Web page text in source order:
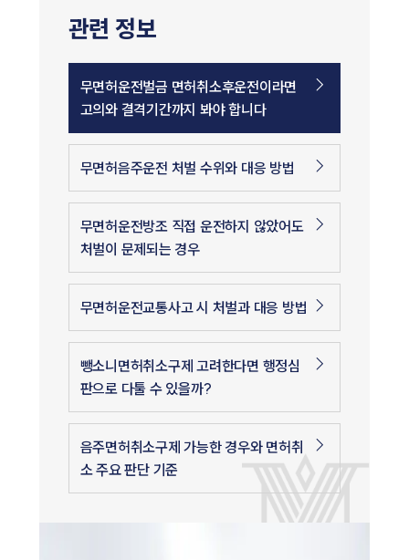
관련 정보
무면허운전벌금 면허취소후운전이라면
고의와 결격기간까지 봐야 합니다
무면허음주운전 처벌 수위와 대응 방법
무면허운전방조 직접 운전하지 않았어도
처벌이 문제되는 경우
무면허운전교통사고 시 처벌과 대응 방법
뺑소니면허취소구제 고려한다면 행정심
판으로 다툴 수 있을까?
음주면허취소구제 가능한 경우와 면허취
소 주요 판단 기준